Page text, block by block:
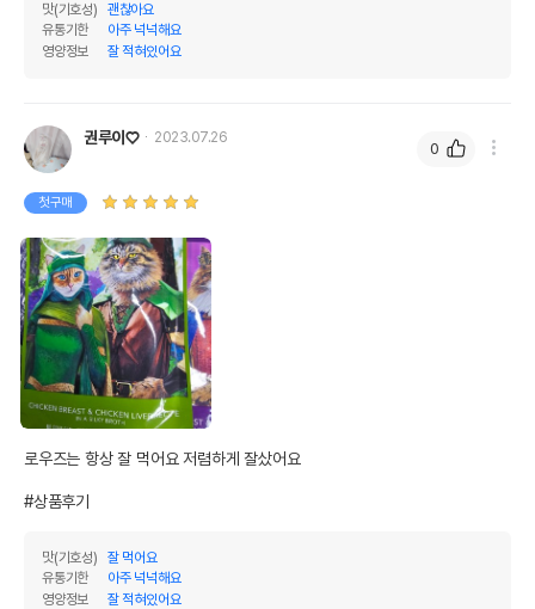
상품 필수 정보
치킨간 파우치 69g
법에 의한 인증,허가 등을
받았음을 확인할수 있는
제조국 또는 원산지
맛(기호성)
괜찮아요
유통기한
아주 넉넉해요
영양정보
잘 적혀있어요
권루이♡ 2023.07.26
첫구매
로우즈는 항상 잘 먹어요 저렴하게 잘샀어요
#상품후기
맛(기호성)
잘 먹어요
유통기한
아주 넉넉해요
영양정보
잘 적혀있어요
0